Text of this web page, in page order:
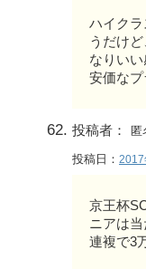
ハイク
うだけ
なりい
安価なプ
投稿者： 匿
投稿日： 2017
京王杯
ニアは
連複で3